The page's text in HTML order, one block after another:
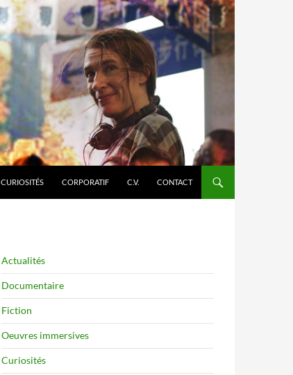
CURIOSITÉS CORPORATIF C.V. CONTACT
Actualités
Documentaire
Fiction
Oeuvres immersives
Curiosités